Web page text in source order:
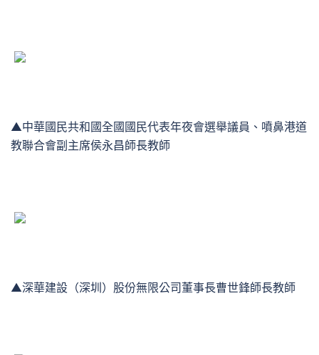
▲中華國民共和國全國國民代表年夜會選舉議員、噴鼻港道
教聯合會副主席侯永昌師長教師
▲深華建設（深圳）股份無限公司董事長曹世鋒師長教師